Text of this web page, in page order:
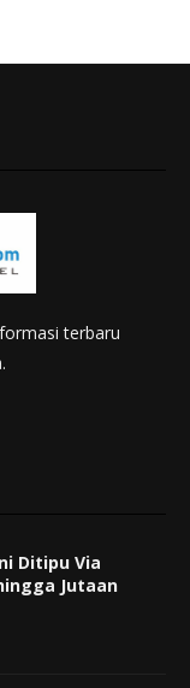
terbaru
Ditipu Via
Jutaan